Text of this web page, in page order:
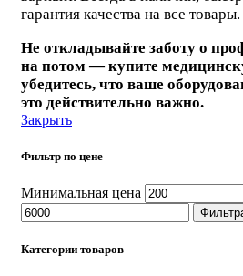
Закрыть
Фильтр по цене
Минимальная цена
Категории товаров
гарантия качества на все товары.
Не откладывайте заботу о
на потом — купите
убедитесь, что ваше
это действительно важно.